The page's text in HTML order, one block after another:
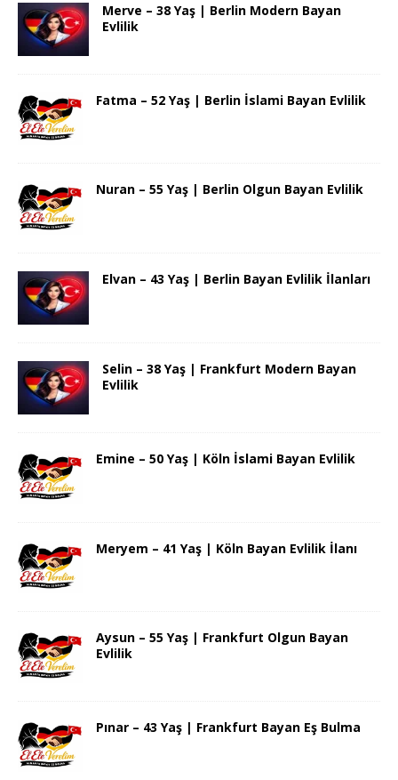
Merve – 38 Yaş | Berlin Modern Bayan
Evlilik
Fatma – 52 Yaş | Berlin İslami Bayan Evlilik
Nuran – 55 Yaş | Berlin Olgun Bayan Evlilik
Elvan – 43 Yaş | Berlin Bayan Evlilik İlanları
Selin – 38 Yaş | Frankfurt Modern Bayan
Evlilik
Emine – 50 Yaş | Köln İslami Bayan Evlilik
Meryem – 41 Yaş | Köln Bayan Evlilik İlanı
Aysun – 55 Yaş | Frankfurt Olgun Bayan
Evlilik
Pınar – 43 Yaş | Frankfurt Bayan Eş Bulma